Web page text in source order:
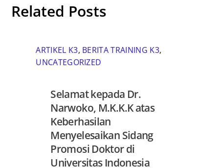
Related Posts
ARTIKEL K3, BERITA TRAINING K3,
UNCATEGORIZED
Selamat kepada Dr.
Narwoko, M.K.K.K atas
Keberhasilan
Menyelesaikan Sidang
Promosi Doktor di
Universitas Indonesia